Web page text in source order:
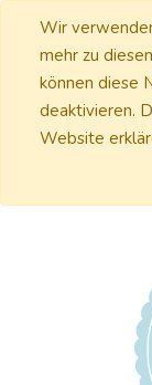
Wir
mehr zu
können diese
deaktivieren.
Website